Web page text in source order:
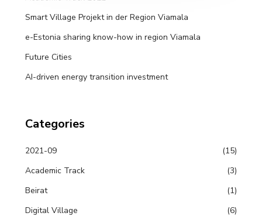
Smart Village Projekt in der Region Viamala
e-Estonia sharing know-how in region Viamala
Future Cities
AI-driven energy transition investment
Categories
2021-09
(15)
Academic Track
(3)
Beirat
(1)
Digital Village
(6)